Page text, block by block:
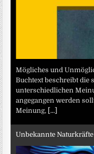
Mögliches und
Buchtext beschreibt die
unterschiedlichen
angegangen werden
Meinung, [...]
Unbekannte Naturkräfte